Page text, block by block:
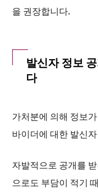
을 권장합니다.
발신자 정보
다
가처분에 의해 정보
바이더에 대한 발신
자발적으로 공개를
으로도 부담이 적기